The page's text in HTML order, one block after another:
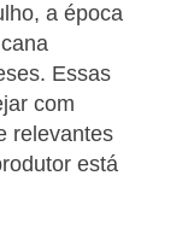
a época
Essas
com
relevantes
está